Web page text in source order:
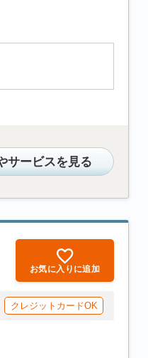
サービスを見る
お気に入りに追加
クレジットカードOK